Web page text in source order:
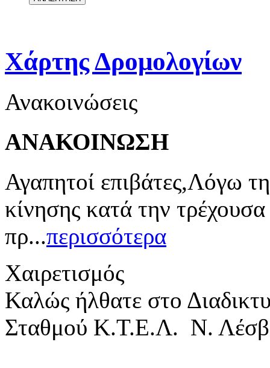
Χάρτης Δρομολογίων
Ανακοινώσεις
ΑΝΑΚΟΙΝΩΣΗ
Αγαπητοί επιβάτες,Λόγω
κίνησης κατά την
πρ...περισσότερα
Χαιρετισμός
Καλώς ήλθατε στο
Σταθμού Κ.Τ.Ε.Λ. Ν.